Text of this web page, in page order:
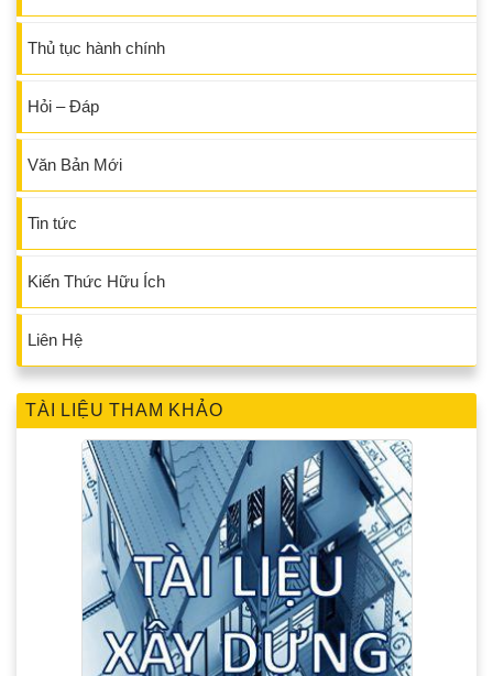
Thủ tục hành chính
Hỏi – Đáp
Văn Bản Mới
Tin tức
Kiến Thức Hữu Ích
Liên Hệ
TÀI LIỆU THAM KHẢO